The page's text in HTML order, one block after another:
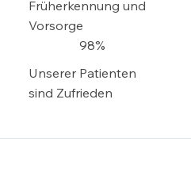
Früherkennung und
Vorsorge
98%
Unserer Patienten
sind Zufrieden